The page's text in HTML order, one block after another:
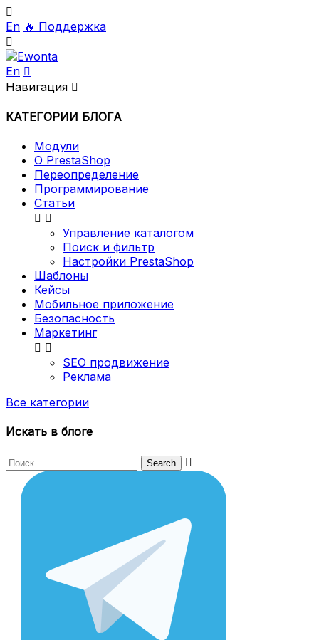

En 🔥 Поддержка

En 
Навигация 
КАТЕГОРИИ БЛОГА
Модули
О PrestaShop
Переопределение
Программирование
Статьи
 
Управление каталогом
Поиск и фильтр
Настройки PrestaShop
Шаблоны
Кейсы
Мобильное приложение
Безопасность
Маркетинг
 
SEO продвижение
Реклама
Все категории
Искать в блоге
